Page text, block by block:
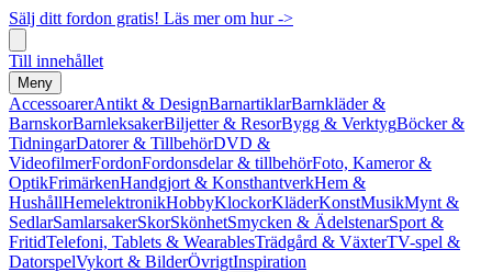
Sälj ditt fordon gratis! Läs mer om hur ->
Till innehållet
Meny
AccessoarerAntikt & DesignBarnartiklarBarnkläder &
BarnskorBarnleksakerBiljetter & ResorBygg & VerktygBöcker &
TidningarDatorer & TillbehörDVD &
VideofilmerFordonFordonsdelar & tillbehörFoto, Kameror &
OptikFrimärkenHandgjort & KonsthantverkHem &
HushållHemelektronikHobbyKlockorKläderKonstMusikMynt &
SedlarSamlarsakerSkorSkönhetSmycken & ÄdelstenarSport &
FritidTelefoni, Tablets & WearablesTrädgård & VäxterTV-spel &
DatorspelVykort & BilderÖvrigtInspiration